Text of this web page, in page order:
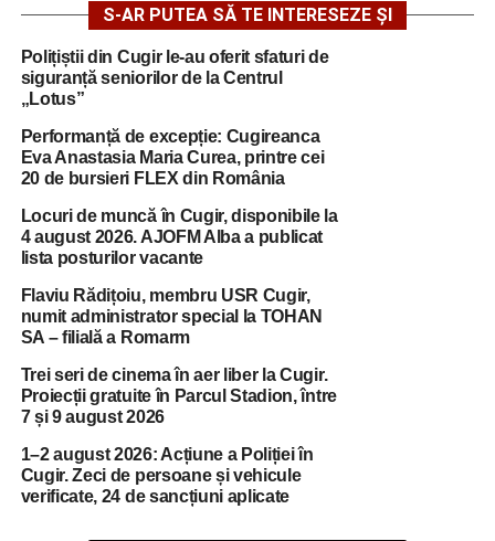
S-AR PUTEA SĂ TE INTERESEZE ȘI
Polițiștii din Cugir le-au oferit sfaturi de
siguranță seniorilor de la Centrul
„Lotus”
Performanță de excepție: Cugireanca
Eva Anastasia Maria Curea, printre cei
20 de bursieri FLEX din România
Locuri de muncă în Cugir, disponibile la
4 august 2026. AJOFM Alba a publicat
lista posturilor vacante
Flaviu Rădițoiu, membru USR Cugir,
numit administrator special la TOHAN
SA – filială a Romarm
Trei seri de cinema în aer liber la Cugir.
Proiecții gratuite în Parcul Stadion, între
7 și 9 august 2026
1–2 august 2026: Acțiune a Poliției în
Cugir. Zeci de persoane și vehicule
verificate, 24 de sancțiuni aplicate